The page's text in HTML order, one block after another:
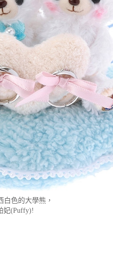
白色的大學熊，
妃(Puffy)!